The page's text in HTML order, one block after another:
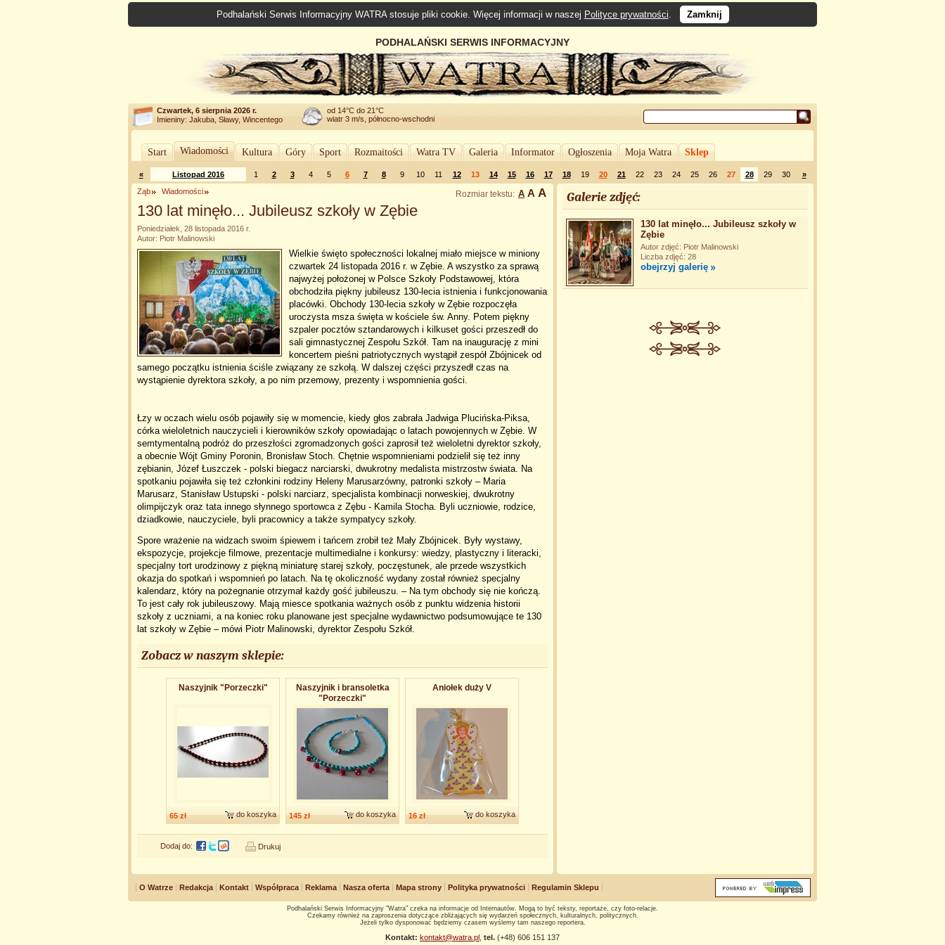
Podhalański Serwis Informacyjny WATRA stosuje pliki cookie. Więcej informacji w naszej Polityce prywatności. Zamknij
PODHALAŃSKI SERWIS INFORMACYJNY
Czwartek, 6 sierpnia 2026 r.
Imieniny: Jakuba, Sławy, Wincentego
od 14°C do 21°C
wiatr 3 m/s, północno-wschodni
Start Wiadomości Kultura Góry Sport Rozmaitości Watra TV Galeria Informator Ogłoszenia Moja Watra Sklep
« Listopad 2016 1 2 3 4 5 6 7 8 9 10 11 12 13 14 15 16 17 18 19 20 21 22 23 24 25 26 27 28 29 30 »
Rozmiar tekstu: A A A
Ząb Wiadomości
130 lat minęło... Jubileusz szkoły w Zębie
Poniedziałek, 28 listopada 2016 r.
Autor: Piotr Malinowski
Wielkie święto społeczności lokalnej miało miejsce w miniony
czwartek 24 listopada 2016 r. w Zębie. A wszystko za sprawą
najwyżej położonej w Polsce Szkoły Podstawowej, która
obchodziła piękny jubileusz 130-lecia istnienia i funkcjonowania
placówki. Obchody 130-lecia szkoły w Zębie rozpoczęła
uroczysta msza święta w kościele św. Anny. Potem piękny
szpaler pocztów sztandarowych i kilkuset gości przeszedł do
sali gimnastycznej Zespołu Szkół. Tam na inaugurację z mini
koncertem pieśni patriotycznych wystąpił zespół Zbójnicek od
samego początku istnienia ściśle związany ze szkołą. W dalszej części przyszedł czas na
wystąpienie dyrektora szkoły, a po nim przemowy, prezenty i wspomnienia gości.
Łzy w oczach wielu osób pojawiły się w momencie, kiedy głos zabrała Jadwiga Plucińska-Piksa,
córka wieloletnich nauczycieli i kierowników szkoły opowiadając o latach powojennych w Zębie. W
semtymentalną podróż do przeszłości zgromadzonych gości zaprosił też wieloletni dyrektor szkoły,
a obecnie Wójt Gminy Poronin, Bronisław Stoch. Chętnie wspomnieniami podzielił się też inny
zębianin, Józef Łuszczek - polski biegacz narciarski, dwukrotny medalista mistrzostw świata. Na
spotkaniu pojawiła się też członkini rodziny Heleny Marusarzówny, patronki szkoły – Maria
Marusarz, Stanisław Ustupski - polski narciarz, specjalista kombinacji norweskiej, dwukrotny
olimpijczyk oraz tata innego słynnego sportowca z Zębu - Kamila Stocha. Byli uczniowie, rodzice,
dziadkowie, nauczyciele, byli pracownicy a także sympatycy szkoły.
Spore wrażenie na widzach swoim śpiewem i tańcem zrobił też Mały Zbójnicek. Były wystawy,
ekspozycje, projekcje filmowe, prezentacje multimedialne i konkursy: wiedzy, plastyczny i literacki,
specjalny tort urodzinowy z piękną miniaturę starej szkoły, poczęstunek, ale przede wszystkich
okazja do spotkań i wspomnień po latach. Na tę okoliczność wydany został również specjalny
kalendarz, który na pożegnanie otrzymał każdy gość jubileuszu. – Na tym obchody się nie kończą.
To jest cały rok jubileuszowy. Mają miesce spotkania ważnych osób z punktu widzenia historii
szkoły z uczniami, a na koniec roku planowane jest specjalne wydawnictwo podsumowujące te 130
lat szkoły w Zębie – mówi Piotr Malinowski, dyrektor Zespołu Szkół.
Zobacz w naszym sklepie:
Naszyjnik "Porzeczki"
65 zł do koszyka
Naszyjnik i bransoletka
"Porzeczki"
145 zł do koszyka
Aniołek duży V
16 zł do koszyka
Dodaj do: Drukuj
Galerie zdjęć:
130 lat minęło... Jubileusz szkoły w
Zębie
Autor zdjęć: Piotr Malinowski
Liczba zdjęć: 28
obejrzyj galerię
O Watrze Redakcja Kontakt Współpraca Reklama Nasza oferta Mapa strony Polityka prywatności Regulamin Sklepu
Podhalański Serwis Informacyjny "Watra" czeka na informacje od Internautów. Mogą to być teksty, reportaże, czy foto-relacje.
Czekamy również na zaproszenia dotyczące zbliżających się wydarzeń społecznych, kulturalnych, politycznych.
Jeżeli tylko dysponować będziemy czasem wyślemy tam naszego reportera.
Kontakt: kontakt@watra.pl tel. (+48) 606 151 137